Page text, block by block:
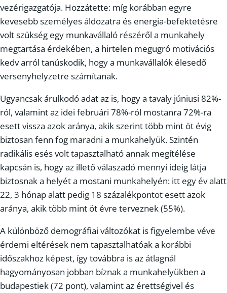
vezérigazgatója. Hozzátette: míg korábban egyre
kevesebb személyes áldozatra és energia-befektetésre
volt szükség egy munkavállaló részéről a munkahely
megtartása érdekében, a hirtelen megugró motivációs
kedv arról tanúskodik, hogy a munkavállalók élesedő
versenyhelyzetre számítanak.
Ugyancsak árulkodó adat az is, hogy a tavaly júniusi 82%-
ról, valamint az idei februári 78%-ról mostanra 72%-ra
esett vissza azok aránya, akik szerint több mint öt évig
biztosan fenn fog maradni a munkahelyük. Szintén
radikális esés volt tapasztalható annak megítélése
kapcsán is, hogy az illető válaszadó mennyi ideig látja
biztosnak a helyét a mostani munkahelyén: itt egy év alatt
22, 3 hónap alatt pedig 18 százalékpontot esett azok
aránya, akik több mint öt évre terveznek (55%).
A különböző demográfiai változókat is figyelembe véve
érdemi eltérések nem tapasztalhatóak a korábbi
időszakhoz képest, így továbbra is az átlagnál
hagyományosan jobban bíznak a munkahelyükben a
budapestiek (72 pont), valamint az érettségivel és